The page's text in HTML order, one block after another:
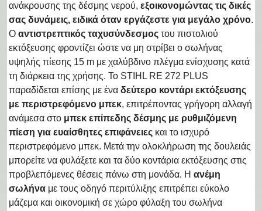
ανάκρουσης της δέσμης νερού, εξοικονομώντας τις δικές
σας δυνάμεις, ειδικά όταν εργάζεστε για μεγάλο χρόνο.
Ο αντιστρεπτικός ταχυσύνδεσμος του πιστολιού
εκτόξευσης φροντίζει ώστε να μη στρίβει ο σωλήνας
υψηλής πίεσης 15 m με χαλύβδινο πλέγμα ενίσχυσης κατά
τη διάρκεια της χρήσης. Το STIHL RE 272 PLUS
παραδίδεται επίσης με ένα δεύτερο κοντάρι εκτόξευσης
με περιστρεφόμενο μπεκ, επιτρέποντας γρήγορη αλλαγή
ανάμεσα στο μπεκ επίπεδης δέσμης με ρυθμιζόμενη
πίεση για ευαίσθητες επιφάνειες και το ισχυρό
περιστρεφόμενο μπεκ. Μετά την ολοκλήρωση της δουλειάς
μπορείτε να φυλάξετε και τα δύο κοντάρια εκτόξευσης στις
προβλεπόμενες θέσεις πάνω στη μονάδα. Η ανέμη
σωλήνα με τους οδηγό περιτύλιξης επιτρέπει εύκολο
μάζεμα και οικονομική σε χώρο φύλαξη του σωλήνα